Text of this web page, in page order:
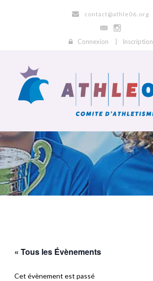
contact@athle06.org
Connexion Inscription
« Tous les Évènements
Cet évènement est passé